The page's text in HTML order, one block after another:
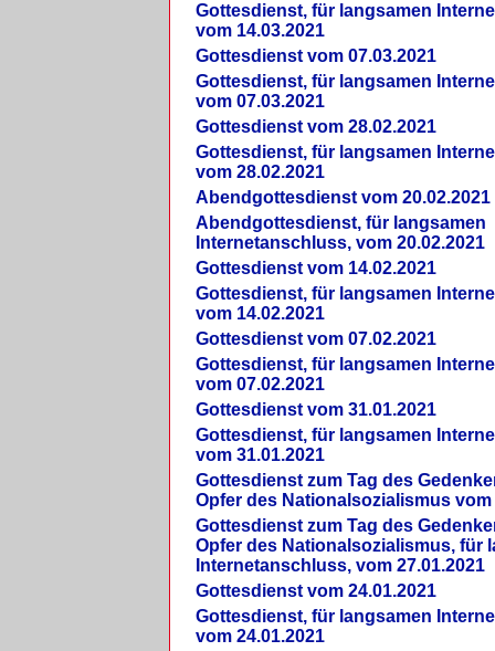
Gottesdienst, für langsamen
vom 14.03.2021
Gottesdienst vom 07.03.2021
Gottesdienst, für langsamen
vom 07.03.2021
Gottesdienst vom 28.02.2021
Gottesdienst, für langsamen
vom 28.02.2021
Abendgottesdienst vom 20.02.2021
Abendgottesdienst, für langsamen
Internetanschluss, vom 20.02.2021
Gottesdienst vom 14.02.2021
Gottesdienst, für langsamen
vom 14.02.2021
Gottesdienst vom 07.02.2021
Gottesdienst, für langsamen
vom 07.02.2021
Gottesdienst vom 31.01.2021
Gottesdienst, für langsamen
vom 31.01.2021
Gottesdienst zum Tag des
Opfer des Nationalsozialismus vom
Gottesdienst zum Tag des
Opfer des Nationalsozialismus, für
Internetanschluss, vom 27.01.2021
Gottesdienst vom 24.01.2021
Gottesdienst, für langsamen
vom 24.01.2021